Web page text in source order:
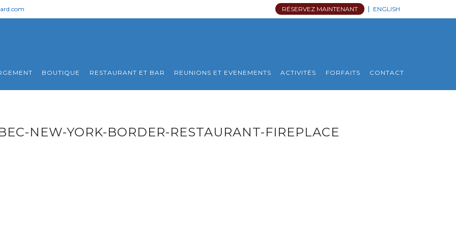
RÉSERVEZ MAINTENANT ENGLISH
BOUTIQUE RESTAURANT ET BAR REUNIONS ET EVENEMENTS ACTIVITÉS FORFAITS CONTACT
NEW-YORK-BORDER-RESTAURANT-FIREPLACE